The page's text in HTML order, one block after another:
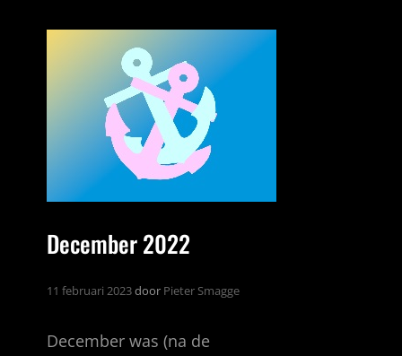
December 2022
11 februari 2023door Pieter Smagge
December was (na de